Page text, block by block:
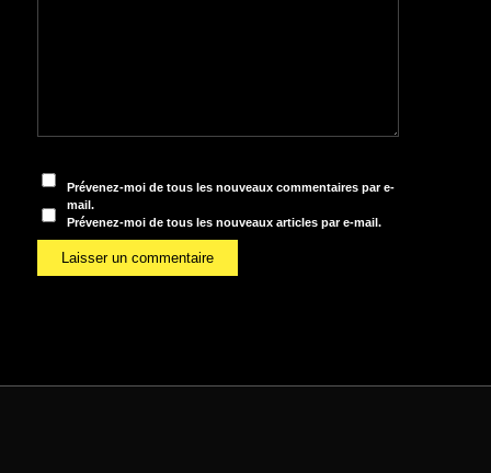
Prévenez-moi de tous les nouveaux commentaires par e-
mail.
Prévenez-moi de tous les nouveaux articles par e-mail.